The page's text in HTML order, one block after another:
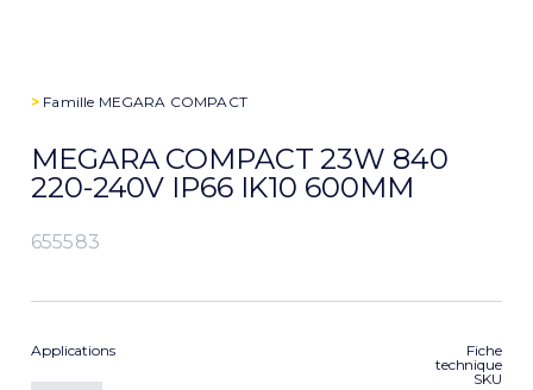
> Famille MEGARA COMPACT
MEGARA COMPACT 23W 840
220-240V IP66 IK10 600MM
655583
Applications
Fiche
technique
SKU